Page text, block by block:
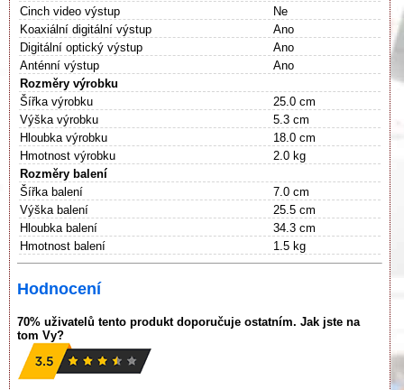
Cinch video výstup
Ne
Koaxiální digitální výstup
Ano
Digitální optický výstup
Ano
Anténní výstup
Ano
Rozměry výrobku
Šířka výrobku
25.0 cm
Výška výrobku
5.3 cm
Hloubka výrobku
18.0 cm
Hmotnost výrobku
2.0 kg
Rozměry balení
Šířka balení
7.0 cm
Výška balení
25.5 cm
Hloubka balení
34.3 cm
Hmotnost balení
1.5 kg
Hodnocení
70% uživatelů tento produkt doporučuje ostatním. Jak jste na
tom Vy?